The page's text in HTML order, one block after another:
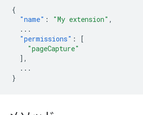
{
"name" : "My extension" ,
...
"permissions" :
[
"pageCapture"
],
...
}